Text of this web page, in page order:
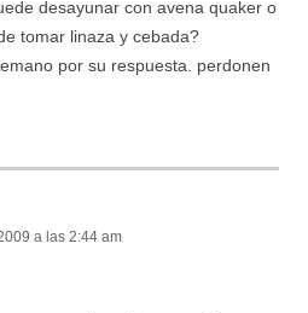
desayunar con avena quaker o
tomar linaza y cebada?
por su respuesta. perdonen
a las 2:44 am